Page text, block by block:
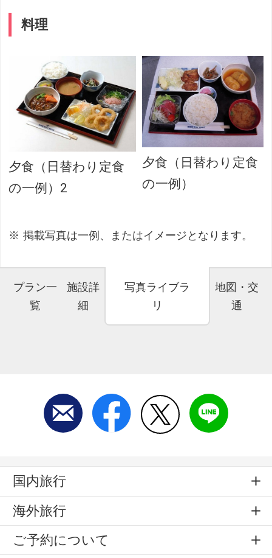
料理
夕食（日替わり定食
の一例）2
夕食（日替わり定食
の一例）
掲載写真は一例、またはイメージとなります。
プラン一
覧
施設詳
細
写真ライブラ
リ
地図・交
通
国内旅行
海外旅行
ご予約について